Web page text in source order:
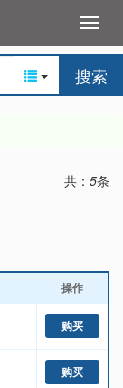
搜索
共： 5条
操作
购买
购买